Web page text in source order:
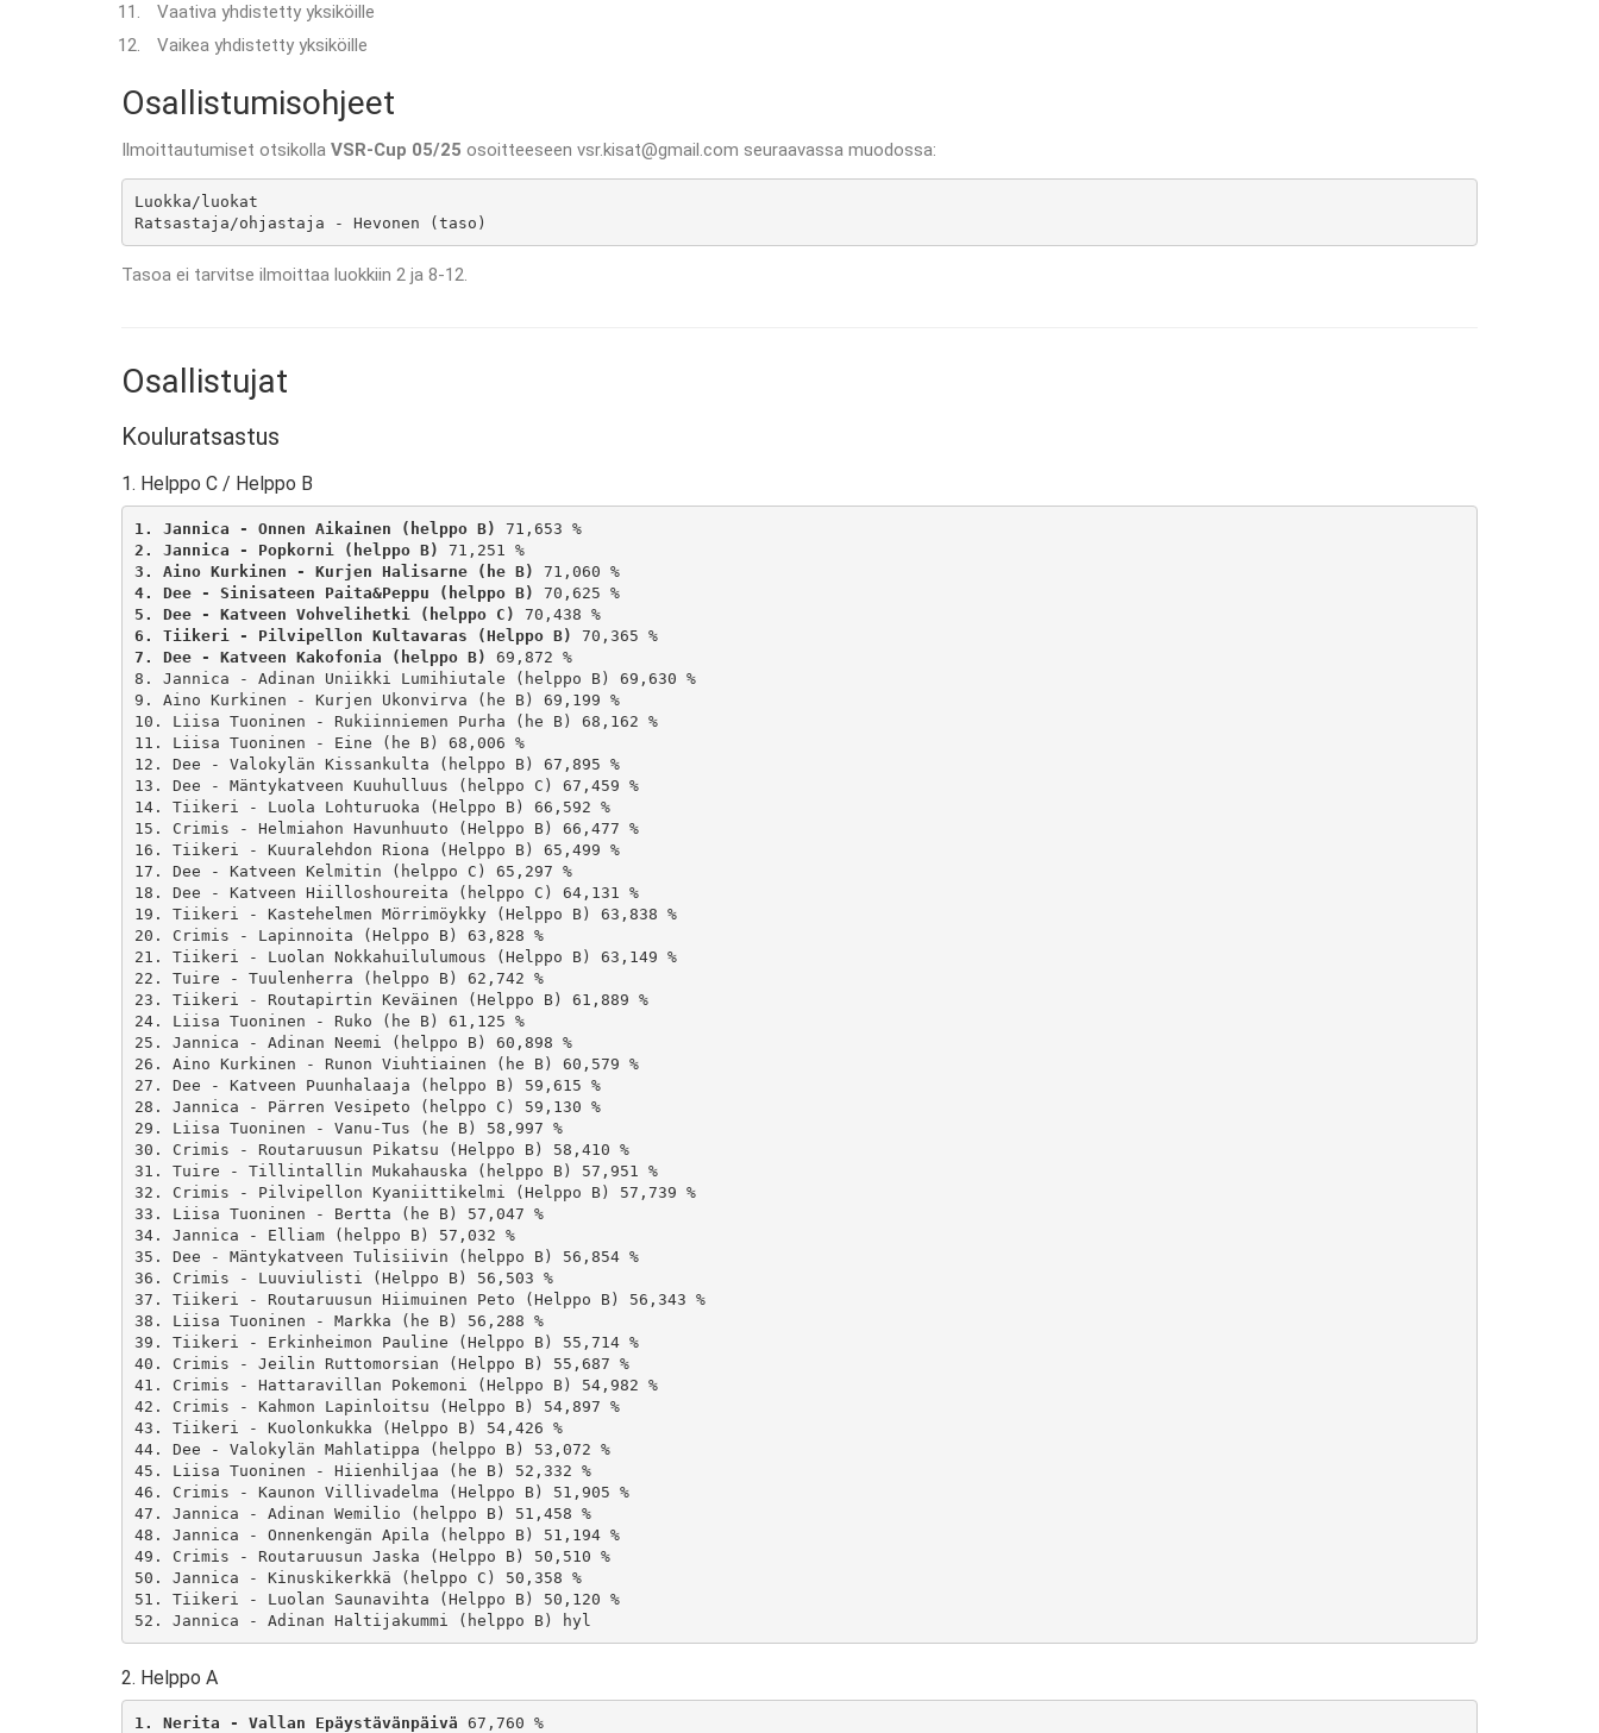
Vaativa yhdistetty yksiköille
Vaikea yhdistetty yksiköille
Osallistumisohjeet
Ilmoittautumiset otsikolla VSR-Cup 05/25 osoitteeseen vsr.kisat@gmail.com seuraavassa muodossa:
Luokka/luokat
Ratsastaja/ohjastaja - Hevonen (taso)
Tasoa ei tarvitse ilmoittaa luokkiin 2 ja 8-12.
Osallistujat
Kouluratsastus
1. Helppo C / Helppo B
1. Jannica - Onnen Aikainen (helppo B)
71,653 %
2. Jannica - Popkorni (helppo B)
71,251 %
3. Aino Kurkinen - Kurjen Halisarne (he B)
71,060 %
4. Dee - Sinisateen Paita&Peppu (helppo B)
70,625 %
5. Dee - Katveen Vohvelihetki (helppo C)
70,438 %
6. Tiikeri - Pilvipellon Kultavaras (Helppo B)
70,365 %
7. Dee - Katveen Kakofonia (helppo B) 69,872 %
8. Jannica - Adinan Uniikki Lumihiutale (helppo B) 69,630 %
9. Aino Kurkinen - Kurjen Ukonvirva (he B) 69,199 %
10. Liisa Tuoninen - Rukiinniemen Purha (he B) 68,162 %
11. Liisa Tuoninen - Eine (he B) 68,006 %
12. Dee - Valokylän Kissankulta (helppo B) 67,895 %
13. Dee - Mäntykatveen Kuuhulluus (helppo C) 67,459 %
14. Tiikeri - Luola Lohturuoka (Helppo B) 66,592 %
15. Crimis - Helmiahon Havunhuuto (Helppo B) 66,477 %
16. Tiikeri - Kuuralehdon Riona (Helppo B) 65,499 %
17. Dee - Katveen Kelmitin (helppo C) 65,297 %
18. Dee - Katveen Hiilloshoureita (helppo C) 64,131 %
19. Tiikeri - Kastehelmen Mörrimöykky (Helppo B) 63,838 %
20. Crimis - Lapinnoita (Helppo B) 63,828 %
21. Tiikeri - Luolan Nokkahuilulumous (Helppo B) 63,149 %
22. Tuire - Tuulenherra (helppo B) 62,742 %
23. Tiikeri - Routapirtin Keväinen (Helppo B) 61,889 %
24. Liisa Tuoninen - Ruko (he B) 61,125 %
25. Jannica - Adinan Neemi (helppo B) 60,898 %
26. Aino Kurkinen - Runon Viuhtiainen (he B) 60,579 %
27. Dee - Katveen Puunhalaaja (helppo B) 59,615 %
28. Jannica - Pärren Vesipeto (helppo C) 59,130 %
29. Liisa Tuoninen - Vanu-Tus (he B) 58,997 %
30. Crimis - Routaruusun Pikatsu (Helppo B) 58,410 %
31. Tuire - Tillintallin Mukahauska (helppo B) 57,951 %
32. Crimis - Pilvipellon Kyaniittikelmi (Helppo B) 57,739 %
33. Liisa Tuoninen - Bertta (he B) 57,047 %
34. Jannica - Elliam (helppo B) 57,032 %
35. Dee - Mäntykatveen Tulisiivin (helppo B) 56,854 %
36. Crimis - Luuviulisti (Helppo B) 56,503 %
37. Tiikeri - Routaruusun Hiimuinen Peto (Helppo B) 56,343 %
38. Liisa Tuoninen - Markka (he B) 56,288 %
39. Tiikeri - Erkinheimon Pauline (Helppo B) 55,714 %
40. Crimis - Jeilin Ruttomorsian (Helppo B) 55,687 %
41. Crimis - Hattaravillan Pokemoni (Helppo B) 54,982 %
42. Crimis - Kahmon Lapinloitsu (Helppo B) 54,897 %
43. Tiikeri - Kuolonkukka (Helppo B) 54,426 %
44. Dee - Valokylän Mahlatippa (helppo B) 53,072 %
45. Liisa Tuoninen - Hiienhiljaa (he B) 52,332 %
46. Crimis - Kaunon Villivadelma (Helppo B) 51,905 %
47. Jannica - Adinan Wemilio (helppo B) 51,458 %
48. Jannica - Onnenkengän Apila (helppo B) 51,194 %
49. Crimis - Routaruusun Jaska (Helppo B) 50,510 %
50. Jannica - Kinuskikerkkä (helppo C) 50,358 %
51. Tiikeri - Luolan Saunavihta (Helppo B) 50,120 %
2. Helppo A
1. Nerita - Vallan Epäystävänpäivä
67,760 %